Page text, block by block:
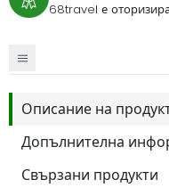
68travel е
Описание на
Допълнителна
Свързани продукти